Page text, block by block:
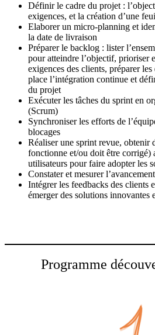
Définir le cadre du projet :
exigences, et la création d’une
Elaborer un micro-planning et
la date de livraison
Préparer le backlog : lister
pour atteindre l’objectif, prioriser
exigences des clients, préparer
place l’intégration continue et
du projet
Exécuter les tâches du sprint en
(Scrum)
Synchroniser les efforts de
blocages
Réaliser une sprint revue, obtenir
fonctionne et/ou doit être corrigé)
utilisateurs pour faire adopter les
Constater et mesurer
Intégrer les feedbacks des clients
émerger des solutions innovantes
Programme